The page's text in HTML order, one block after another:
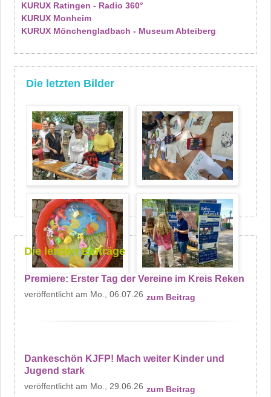
KURUX Ratingen - Radio 360°
KURUX Monheim
KURUX Mönchengladbach - Museum Abteiberg
Die letzten Bilder
Die letzten Einträge
Premiere: Erster Tag der Vereine im Kreis Reken
Mo., 06.07.26 zum Beitrag
Dankeschön KJFP! Mach weiter Kinder und
Jugend stark
Mo., 29.06.26 zum Beitrag